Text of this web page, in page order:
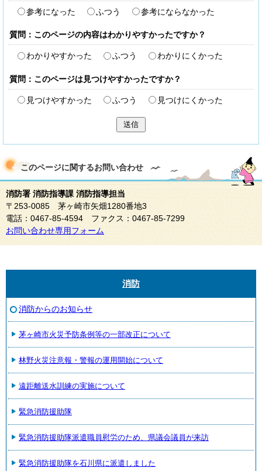
参考になった ふつう 参考にならなかった
質問：このページの内容はわかりやすかったですか？
わかりやすかった ふつう わかりにくかった
質問：このページは見つけやすかったですか？
見つけやすかった ふつう 見つけにくかった
送信
このページに関するお問い合わせ
消防署 消防指導課 消防指導担当
〒253-0085 茅ヶ崎市矢畑1280番地3
電話：0467-85-4594 ファクス：0467-85-7299
お問い合わせ専用フォーム
消防
消防からのお知らせ
茅ヶ崎市火災予防条例等の一部改正について
林野火災注意報・警報の運用開始について
遠距離送水訓練の実施について
緊急消防援助隊
緊急消防援助隊派遣職員慰労のため、県議会議員が来訪
緊急消防援助隊を石川県に派遣しました